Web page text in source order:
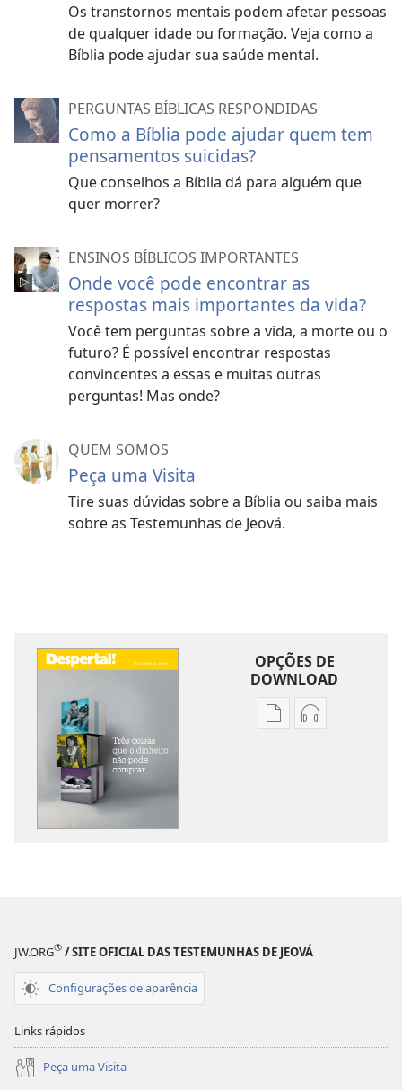
Os transtornos mentais podem afetar pessoas
de qualquer idade ou formação. Veja como a
Bíblia pode ajudar sua saúde mental.
PERGUNTAS BÍBLICAS RESPONDIDAS
Como a Bíblia pode ajudar quem tem
pensamentos suicidas?
Que conselhos a Bíblia dá para alguém que
quer morrer?
ENSINOS BÍBLICOS IMPORTANTES
Onde você pode encontrar as
respostas mais importantes da vida?
Você tem perguntas sobre a vida, a morte ou o
futuro? É possível encontrar respostas
convincentes a essas e muitas outras
perguntas! Mas onde?
QUEM SOMOS
Peça uma Visita
Tire suas dúvidas sobre a Bíblia ou saiba mais
sobre as Testemunhas de Jeová.
OPÇÕES DE
DOWNLOAD
Opções
não
Opções
não
JW.ORG® / SITE OFICIAL DAS TESTEMUNHAS DE JEOVÁ
Configurações de aparência
Links rápidos
Peça uma Visita